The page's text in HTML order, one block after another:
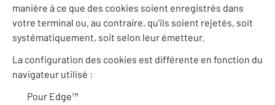
manière à ce que des cookies soient enregistrés dans
votre terminal ou, au contraire, qu'ils soient rejetés, soit
systématiquement, soit selon leur émetteur.
La configuration des cookies est différente en fonction du
navigateur utilisé :
Pour Edge™